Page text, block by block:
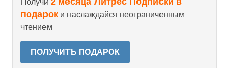
Получи
подарок и наслаждайся неограниченным
чтением
ПОЛУЧИТЬ ПОДАРОК